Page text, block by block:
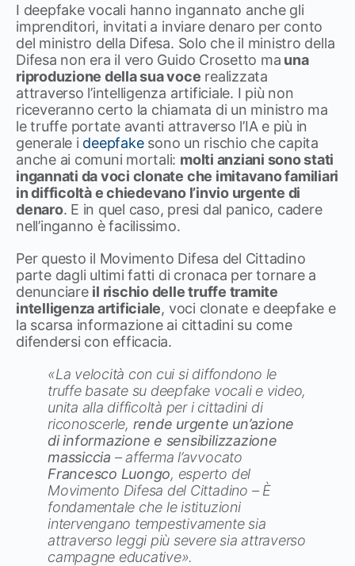
I deepfake vocali hanno ingannato anche gli
imprenditori, invitati a inviare denaro per conto
del ministro della Difesa. Solo che il ministro della
Difesa non era il vero Guido Crosetto ma una
riproduzione della sua voce realizzata
attraverso l’intelligenza artificiale. I più non
riceveranno certo la chiamata di un ministro ma
le truffe portate avanti attraverso l’IA e più in
generale i deepfakesono un rischio che capita
anche ai comuni mortali: molti anziani sono stati
ingannati da voci clonate che imitavano familiari
in difficoltà e chiedevano l’invio urgente di
denaro. E in quel caso, presi dal panico, cadere
nell’inganno è facilissimo.
Per questo il Movimento Difesa del Cittadino
parte dagli ultimi fatti di cronaca per tornare a
denunciare il rischio delle truffe tramite
intelligenza artificiale, voci clonate e deepfake e
la scarsa informazione ai cittadini su come
difendersi con efficacia.
«La velocità con cui si diffondono le
truffe basate su deepfake vocali e video,
unita alla difficoltà per i cittadini di
riconoscerle, rende urgente un’azione
di informazione e sensibilizzazione
massiccia – afferma l’avvocato
Francesco Luongo, esperto del
Movimento Difesa del Cittadino – È
fondamentale che le istituzioni
intervengano tempestivamente sia
attraverso leggi più severe sia attraverso
campagne educative».